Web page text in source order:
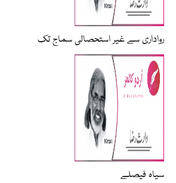
رواداری سے غیر استحصالی سماج تک
سیاہ فیصلے